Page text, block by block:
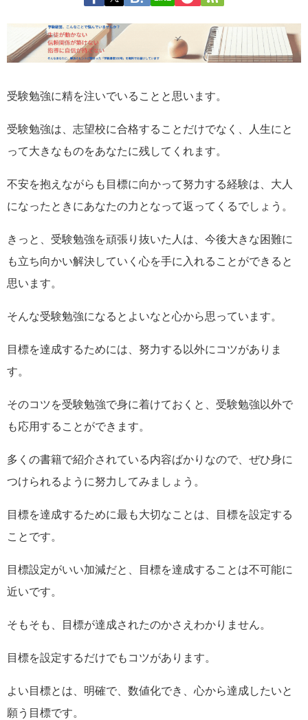
受験勉強に精を注いでいることと思います。
受験勉強は、志望校に合格することだけでなく、人生にと
って大きなものをあなたに残してくれます。
不安を抱えながらも目標に向かって努力する経験は、大人
になったときにあなたの力となって返ってくるでしょう。
きっと、受験勉強を頑張り抜いた人は、今後大きな困難に
も立ち向かい解決していく心を手に入れることができると
思います。
そんな受験勉強になるとよいなと心から思っています。
目標を達成するためには、努力する以外にコツがありま
す。
そのコツを受験勉強で身に着けておくと、受験勉強以外で
も応用することができます。
多くの書籍で紹介されている内容ばかりなので、ぜひ身に
つけられるように努力してみましょう。
目標を達成するために最も大切なことは、目標を設定する
ことです。
目標設定がいい加減だと、目標を達成することは不可能に
近いです。
そもそも、目標が達成されたのかさえわかりません。
目標を設定するだけでもコツがあります。
よい目標とは、明確で、数値化でき、心から達成したいと
願う目標です。